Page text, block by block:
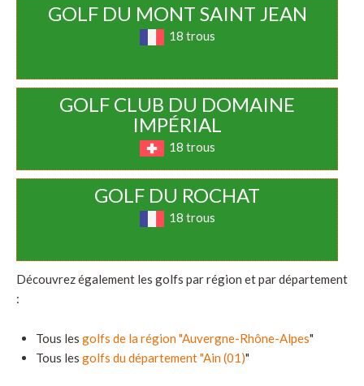
GOLF DU MONT SAINT JEAN
18 trous
GOLF CLUB DU DOMAINE
IMPÉRIAL
18 trous
GOLF DU ROCHAT
18 trous
Découvrez également les golfs par région et par département
:
Tous les golfs de la région "Auvergne-Rhône-Alpes"
Tous les golfs du département "Ain (01)"